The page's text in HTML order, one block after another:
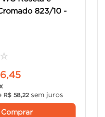
823/10 -
☆
,45
R$ 58 22 sem juros
Comprar